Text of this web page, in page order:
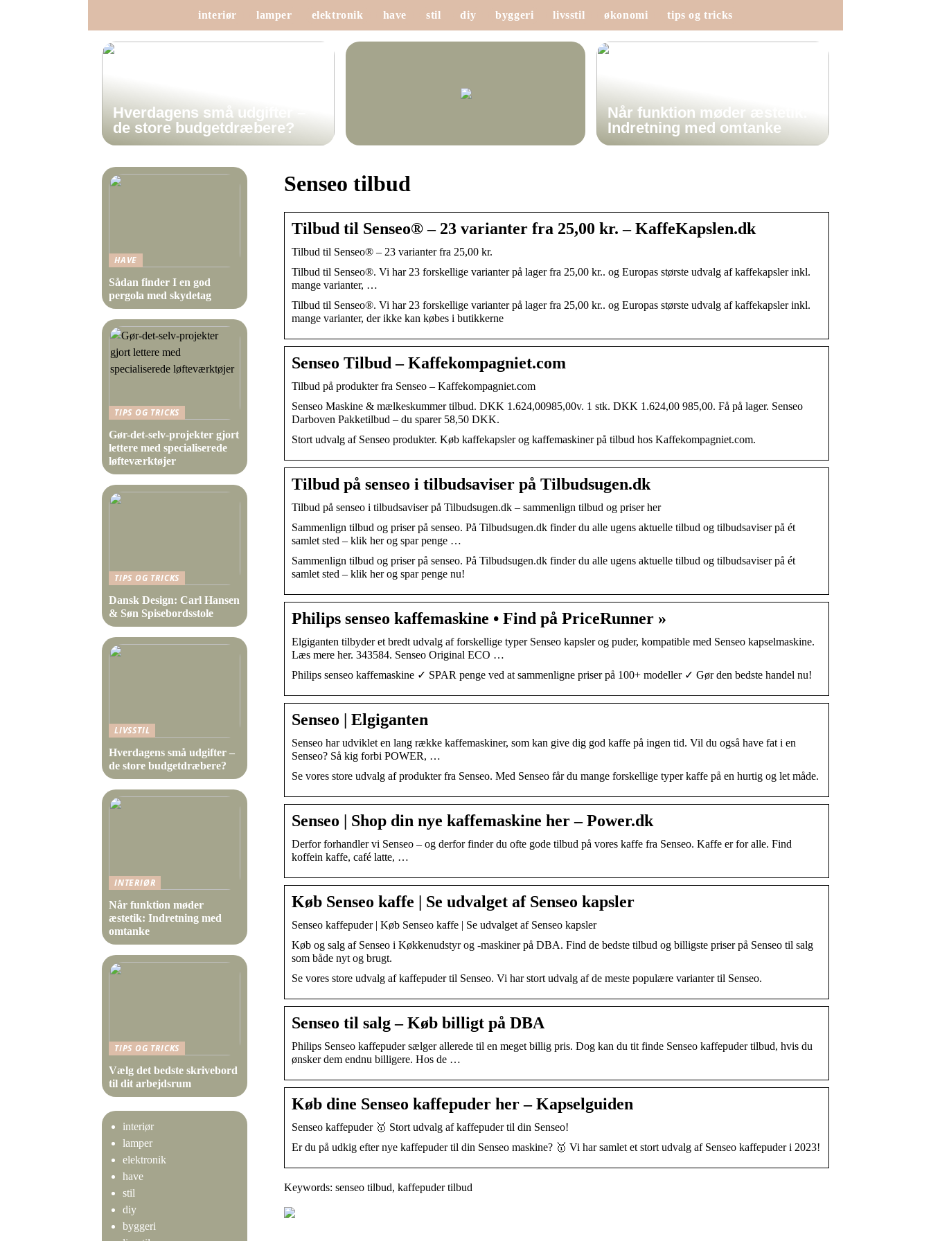
interiør lamper elektronik have stil diy byggeri livsstil økonomi tips og tricks
Hverdagens små udgifter –
de store budgetdræbere?
Når funktion møder æstetik:
Indretning med omtanke
Senseo tilbud
Tilbud til Senseo® – 23 varianter fra 25,00 kr. – KaffeKapslen.dk
Tilbud til Senseo® – 23 varianter fra 25,00 kr.
Tilbud til Senseo®. Vi har 23 forskellige varianter på lager fra 25,00 kr.. og Europas største udvalg af kaffekapsler inkl.
mange varianter, …
Tilbud til Senseo®. Vi har 23 forskellige varianter på lager fra 25,00 kr.. og Europas største udvalg af kaffekapsler inkl.
mange varianter, der ikke kan købes i butikkerne
Senseo Tilbud – Kaffekompagniet.com
Tilbud på produkter fra Senseo – Kaffekompagniet.com
Senseo Maskine & mælkeskummer tilbud. DKK 1.624,00985,00v. 1 stk. DKK 1.624,00 985,00. Få på lager. Senseo
Darboven Pakketilbud – du sparer 58,50 DKK.
Stort udvalg af Senseo produkter. Køb kaffekapsler og kaffemaskiner på tilbud hos Kaffekompagniet.com.
Tilbud på senseo i tilbudsaviser på Tilbudsugen.dk
Tilbud på senseo i tilbudsaviser på Tilbudsugen.dk – sammenlign tilbud og priser her
Sammenlign tilbud og priser på senseo. På Tilbudsugen.dk finder du alle ugens aktuelle tilbud og tilbudsaviser på ét
samlet sted – klik her og spar penge …
Sammenlign tilbud og priser på senseo. På Tilbudsugen.dk finder du alle ugens aktuelle tilbud og tilbudsaviser på ét
samlet sted – klik her og spar penge nu!
Philips senseo kaffemaskine • Find på PriceRunner »
Elgiganten tilbyder et bredt udvalg af forskellige typer Senseo kapsler og puder, kompatible med Senseo kapselmaskine.
Læs mere her. 343584. Senseo Original ECO …
Philips senseo kaffemaskine ✓ SPAR penge ved at sammenligne priser på 100+ modeller ✓ Gør den bedste handel nu!
Senseo | Elgiganten
Senseo har udviklet en lang række kaffemaskiner, som kan give dig god kaffe på ingen tid. Vil du også have fat i en
Senseo? Så kig forbi POWER, …
Se vores store udvalg af produkter fra Senseo. Med Senseo får du mange forskellige typer kaffe på en hurtig og let måde.
Senseo | Shop din nye kaffemaskine her – Power.dk
Derfor forhandler vi Senseo – og derfor finder du ofte gode tilbud på vores kaffe fra Senseo. Kaffe er for alle. Find
koffein kaffe, café latte, …
Køb Senseo kaffe | Se udvalget af Senseo kapsler
Senseo kaffepuder | Køb Senseo kaffe | Se udvalget af Senseo kapsler
Køb og salg af Senseo i Køkkenudstyr og -maskiner på DBA. Find de bedste tilbud og billigste priser på Senseo til salg
som både nyt og brugt.
Se vores store udvalg af kaffepuder til Senseo. Vi har stort udvalg af de meste populære varianter til Senseo.
Senseo til salg – Køb billigt på DBA
Philips Senseo kaffepuder sælger allerede til en meget billig pris. Dog kan du tit finde Senseo kaffepuder tilbud, hvis du
ønsker dem endnu billigere. Hos de …
Køb dine Senseo kaffepuder her – Kapselguiden
Senseo kaffepuder 🥇 Stort udvalg af kaffepuder til din Senseo!
Er du på udkig efter nye kaffepuder til din Senseo maskine? 🥇 Vi har samlet et stort udvalg af Senseo kaffepuder i 2023!
Keywords: senseo tilbud, kaffepuder tilbud
HAVE
Sådan finder I en god
pergola med skydetag
TIPS OG TRICKS
Gør-det-selv-projekter gjort
lettere med specialiserede
løfteværktøjer
TIPS OG TRICKS
Dansk Design: Carl Hansen
& Søn Spisebordsstole
LIVSSTIL
Hverdagens små udgifter –
de store budgetdræbere?
INTERIØR
Når funktion møder
æstetik: Indretning med
omtanke
TIPS OG TRICKS
Vælg det bedste skrivebord
til dit arbejdsrum
interiør
lamper
elektronik
have
stil
diy
byggeri